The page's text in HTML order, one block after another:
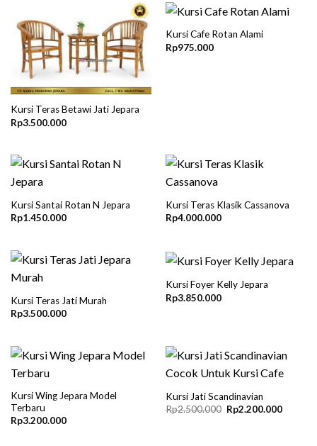
Kursi Teras Betawi Jati Jepara
Rp3.500.000
Kursi Cafe Rotan Alami
Rp975.000
Kursi Santai Rotan N Jepara
Rp1.450.000
Kursi Teras Klasik Cassanova
Rp4.000.000
Kursi Teras Jati Murah
Rp3.500.000
Kursi Foyer Kelly Jepara
Rp3.850.000
Kursi Wing Jepara Model
Terbaru
Rp3.200.000
Kursi Jati Scandinavian
Rp2.500.000 Original
price
Rp2.200.000Current